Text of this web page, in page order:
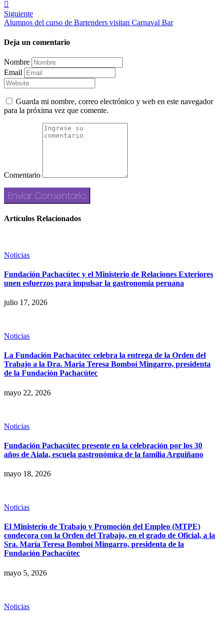
Siguiente
Alumnos del curso de Bartenders visitan Carnaval Bar
Deja un comentario
Nombre
Email
Guarda mi nombre, correo electrónico y web en este navegador
para la próxima vez que comente.
Comentario
Artículos Relacionados
Noticias
Fundación Pachacútec y el Ministerio de Relaciones Exteriores
unen esfuerzos para impulsar la gastronomía peruana
julio 17, 2026
Noticias
La Fundación Pachacútec celebra la entrega de la Orden del
Trabajo a la Dra. Maria Teresa Bomboí Mingarro, presidenta
de la Fundación Pachacútec
mayo 22, 2026
Noticias
Fundación Pachacútec presente en la celebración por los 30
años de Aiala, escuela gastronómica de la familia Arguiñano
mayo 18, 2026
Noticias
El Ministerio de Trabajo y Promoción del Empleo (MTPE)
condecora con la Orden del Trabajo, en el grado de Oficial, a la
Sra. María Teresa Bomboí Mingarro, presidenta de la
Fundación Pachacútec
mayo 5, 2026
Noticias